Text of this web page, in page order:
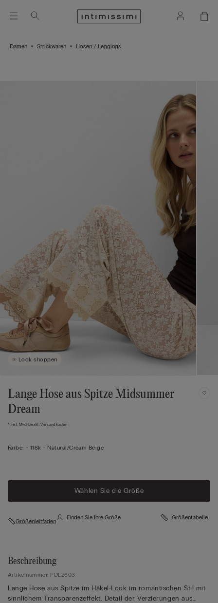
Damen Strickwaren Hosen / Leggings
Look shoppen
Lange Hose aus Spitze Midsummer
Dream
* inkl. MwSt./exkl. Versandkosten
Farbe: - 118k - Natural/cream Beige
Wählen Sie die Größe
Größenleitfaden
Finden Sie Ihre Größe Größentabelle
Beschreibung
Artikelnummer: PDL2603
Lange Hose aus Spitze im Häkel-Look im romantischen Stil mit
sinnlichem Transparenzeffekt. Detail der Verzierungen aus